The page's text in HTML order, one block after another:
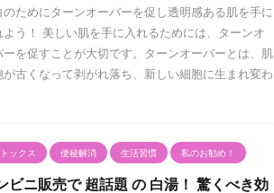
のためにターンオーバーを促し透明感ある肌を手に
よう！ 美しい肌を手に入れるためには、ターンオ
ーを促すことが大切です。ターンオーバーとは、肌
が古くなって剥がれ落ち、新しい細胞に生まれ変わ
ックス 便秘解消 生活習慣 私のお勧め！
ビニ販売で 超話題 の 白湯！ 驚くべき効